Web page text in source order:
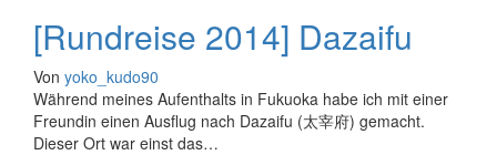
[Rundreise 2014] Dazaifu
Von yoko_kudo90
Während meines Aufenthalts in Fukuoka habe ich mit einer
Freundin einen Ausflug nach Dazaifu (太宰府) gemacht.
Dieser Ort war einst das…